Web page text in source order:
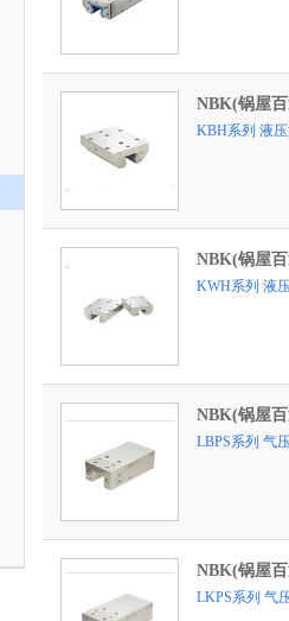
NBK(锅屋
KBH系列 液
NBK(锅屋
KWH系列 液
NBK(锅屋
LBPS系列 气
NBK(锅屋
LKPS系列 气